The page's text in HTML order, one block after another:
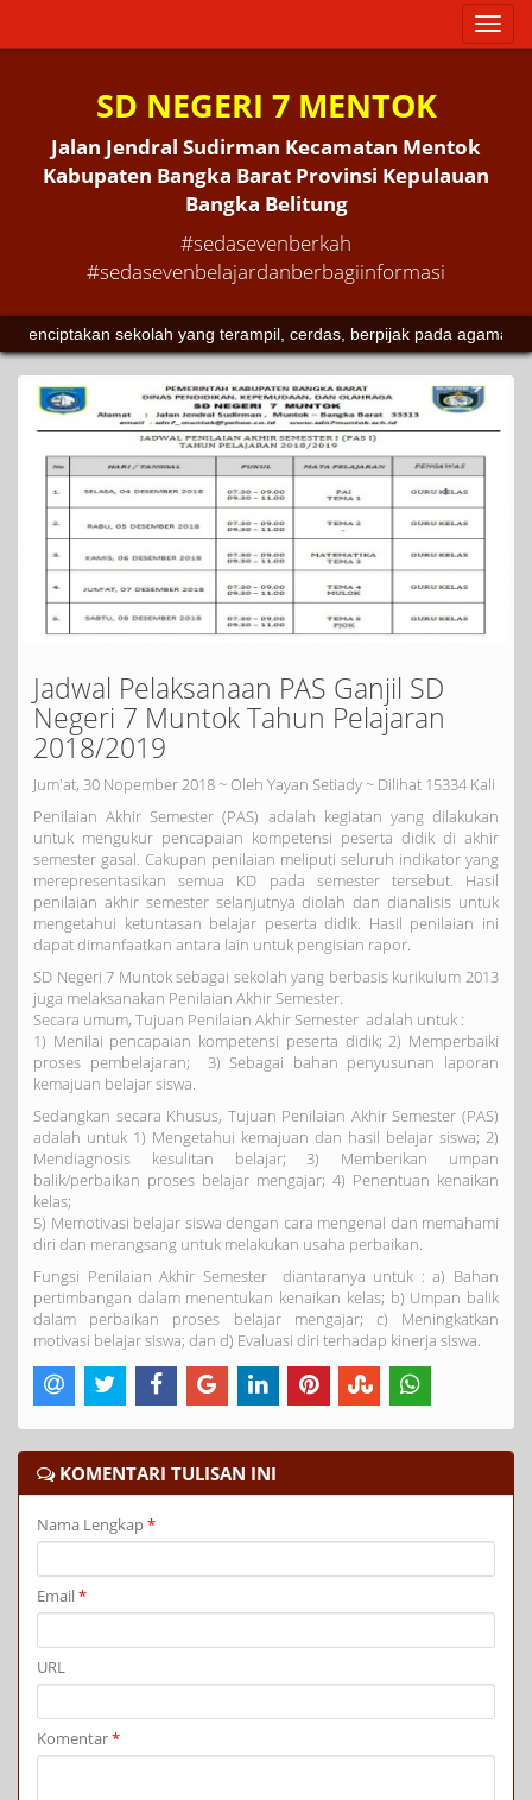
Toggle
SD NEGERI 7 MENTOK
Jalan Jendral Sudirman Kecamatan Mentok
Kabupaten Bangka Barat Provinsi Kepulauan
Bangka Belitung
#sedasevenberkah
#sedasevenbelajardanberbagiinformasi
sekolah yang terampil, cerdas, berpijak pada agama dan
Jadwal Pelaksanaan PAS Ganjil SD
Negeri 7 Muntok Tahun Pelajaran
2018/2019
Jum'at, 30 Nopember 2018 ~ Oleh Yayan Setiady ~ Dilihat 15334 Kali
Penilaian Akhir Semester (PAS) adalah kegiatan yang dilakukan
untuk mengukur pencapaian kompetensi peserta didik di akhir
semester gasal. Cakupan penilaian meliputi seluruh indikator yang
merepresentasikan semua KD pada semester tersebut. Hasil
penilaian akhir semester selanjutnya diolah dan dianalisis untuk
mengetahui ketuntasan belajar peserta didik. Hasil penilaian ini
dapat dimanfaatkan antara lain untuk pengisian rapor.
SD Negeri 7 Muntok sebagai sekolah yang berbasis kurikulum 2013
juga melaksanakan Penilaian Akhir Semester.
Secara umum, Tujuan Penilaian Akhir Semester adalah untuk :
1) Menilai pencapaian kompetensi peserta didik; 2) Memperbaiki
proses pembelajaran; 3) Sebagai bahan penyusunan laporan
kemajuan belajar siswa.
Sedangkan secara Khusus, Tujuan Penilaian Akhir Semester (PAS)
adalah untuk 1) Mengetahui kemajuan dan hasil belajar siswa; 2)
Mendiagnosis kesulitan belajar; 3) Memberikan umpan
balik/perbaikan proses belajar mengajar; 4) Penentuan kenaikan
kelas;
5) Memotivasi belajar siswa dengan cara mengenal dan memahami
diri dan merangsang untuk melakukan usaha perbaikan.
Fungsi Penilaian Akhir Semester diantaranya untuk : a) Bahan
pertimbangan dalam menentukan kenaikan kelas; b) Umpan balik
dalam perbaikan proses belajar mengajar; c) Meningkatkan
motivasi belajar siswa; dan d) Evaluasi diri terhadap kinerja siswa.
KOMENTARI TULISAN INI
Nama Lengkap*
Email*
URL
Komentar*